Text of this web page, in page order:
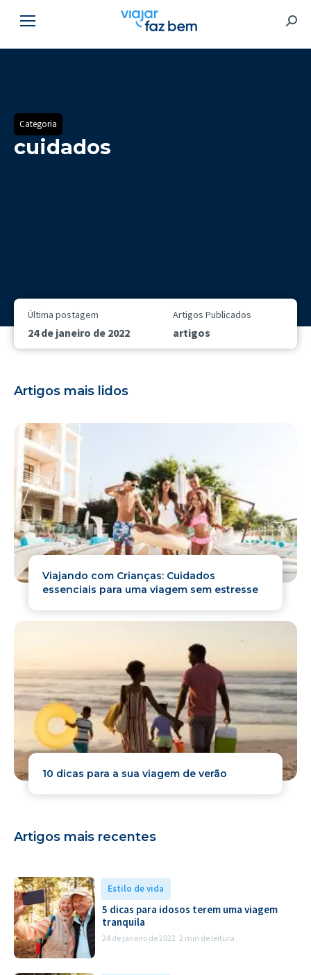
Categoria
cuidados
Última postagem
24 de janeiro de 2022
Artigos Publicados
artigos
Artigos mais lidos
Viajando com Crianças: Cuidados
essenciais para uma viagem sem estresse
10 dicas para a sua viagem de verão
Artigos mais recentes
Estilo de vida
5 dicas para idosos terem uma viagem
tranquila
24 de janeiro de 2022 2 min de leitura